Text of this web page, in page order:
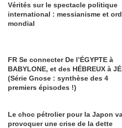
Vérités sur le spectacle politique
international : messianisme et
mondial
FR Se connecter De l’ÉGYPTE à
BABYLONE, et des HÉBREUX à
(Série Gnose : synthèse des 4
premiers épisodes !)
Le choc pétrolier pour la Japon
provoquer une crise de la dette